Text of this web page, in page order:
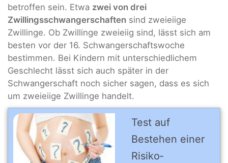
betroffen sein. Etwa zwei von drei
Zwillingsschwangerschaften sind zweieiige
Zwillinge. Ob Zwillinge zweieiig sind, lässt sich am
besten vor der 16. Schwangerschaftswoche
bestimmen. Bei Kindern mit unterschiedlichem
Geschlecht lässt sich auch später in der
Schwangerschaft noch sicher sagen, dass es sich
um zweieiige Zwillinge handelt.
Test auf
Bestehen einer
Risiko­